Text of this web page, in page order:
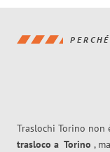
Traslochi Torino non
trasloco a Torino ,